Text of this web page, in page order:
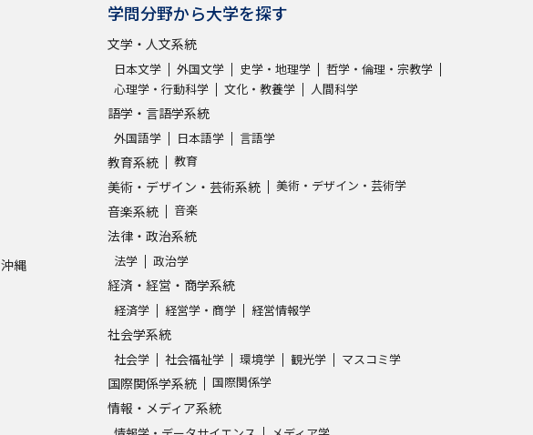
沖縄
学問分野から大学を探す
文学・人文系統
日本文学 外国文学 史学・地理学
哲学・倫理・宗教学
心理学・行動科学
文化・教養学 人間科学
語学・言語学系統
外国語学 日本語学 言語学
教育系統 教育
美術・デザイン・芸術系統 美術・デザイン・芸術学
音楽系統 音楽
法律・政治系統
法学 政治学
経済・経営・商学系統
経済学 経営学・商学 経営情報学
社会学系統
社会学 社会福祉学 環境学 観光学 マスコミ学
国際関係学系統 国際関係学
情報・メディア系統